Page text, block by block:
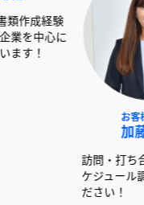
社以上の書類作成経験
活かし大手企業を中心に
ポートしています！